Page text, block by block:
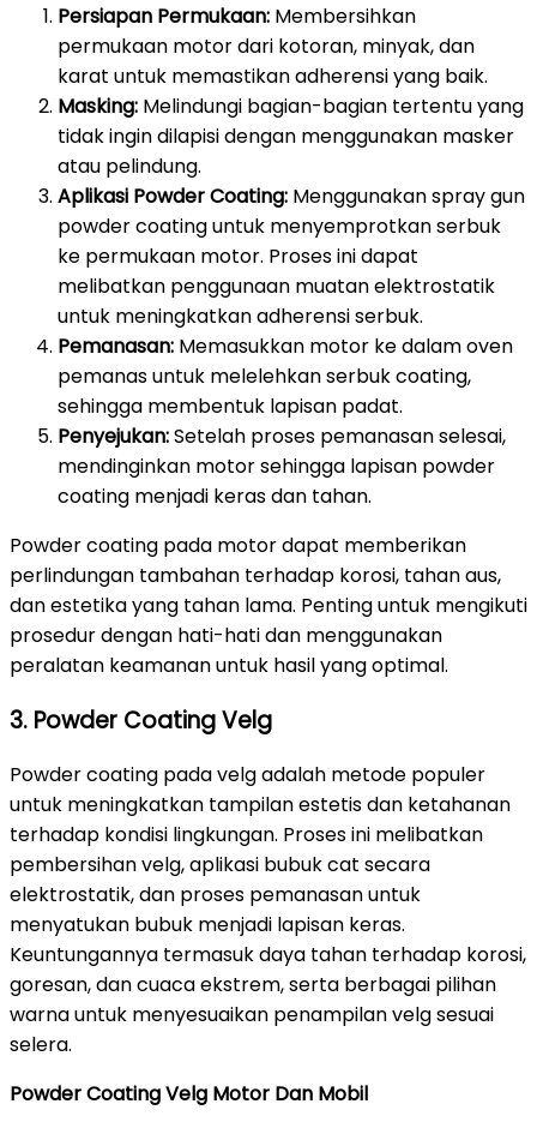
Persiapan Permukaan: Membersihkan
permukaan motor dari kotoran, minyak, dan
karat untuk memastikan adherensi yang baik.
Masking: Melindungi bagian-bagian tertentu yang
tidak ingin dilapisi dengan menggunakan masker
atau pelindung.
Aplikasi Powder Coating: Menggunakan spray gun
powder coating untuk menyemprotkan serbuk
ke permukaan motor. Proses ini dapat
melibatkan penggunaan muatan elektrostatik
untuk meningkatkan adherensi serbuk.
Pemanasan: Memasukkan motor ke dalam oven
pemanas untuk melelehkan serbuk coating,
sehingga membentuk lapisan padat.
Penyejukan:Setelah proses pemanasan selesai,
mendinginkan motor sehingga lapisan powder
coating menjadi keras dan tahan.
Powder coating pada motor dapat memberikan
perlindungan tambahan terhadap korosi, tahan aus,
dan estetika yang tahan lama. Penting untuk mengikuti
prosedur dengan hati-hati dan menggunakan
peralatan keamanan untuk hasil yang optimal.
3. Powder Coating Velg
Powder coating pada velg adalah metode populer
untuk meningkatkan tampilan estetis dan ketahanan
terhadap kondisi lingkungan. Proses ini melibatkan
pembersihan velg, aplikasi bubuk cat secara
elektrostatik, dan proses pemanasan untuk
menyatukan bubuk menjadi lapisan keras.
Keuntungannya termasuk daya tahan terhadap korosi,
goresan, dan cuaca ekstrem, serta berbagai pilihan
warna untuk menyesuaikan penampilan velg sesuai
selera.
Powder Coating Velg Motor Dan Mobil